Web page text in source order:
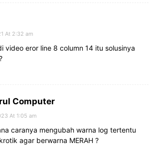
At 2:32 am
video eror line 8 column 14 itu solusinya
Computer
At 1:05 am
caranya mengubah warna log tertentu
agar berwarna MERAH ?